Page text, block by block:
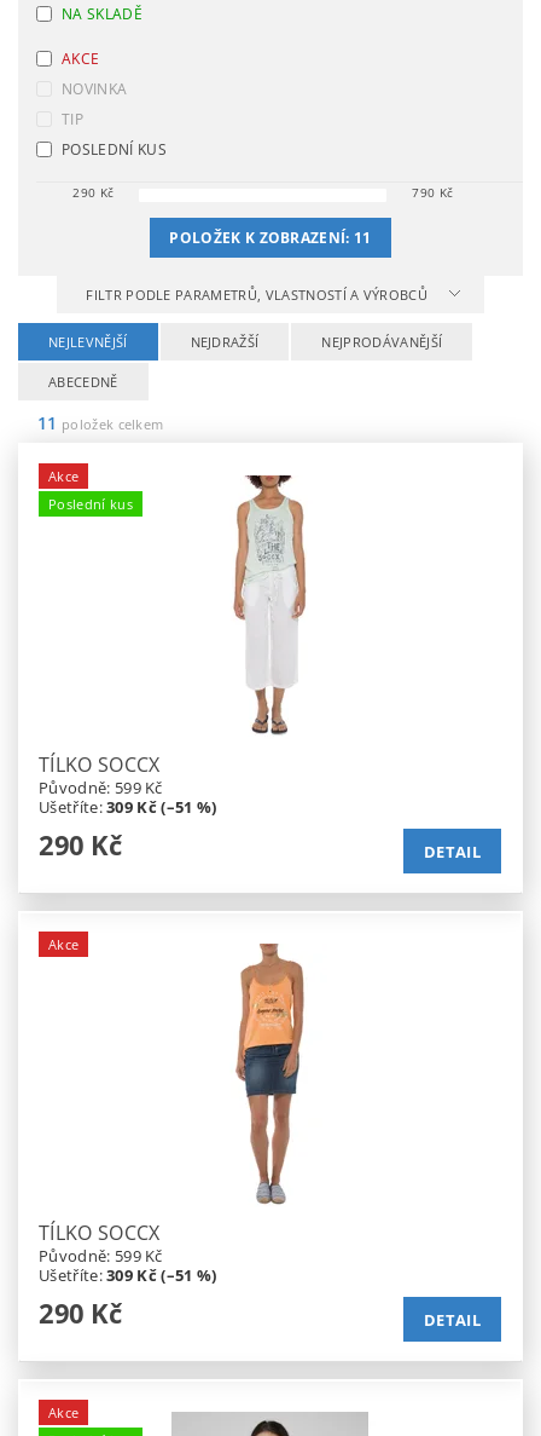
NA SKLADĚ
AKCE
NOVINKA
TIP
POSLEDNÍ KUS
290 Kč 790 Kč
POLOŽEK K ZOBRAZENÍ: 11
FILTR PODLE PARAMETRŮ, VLASTNOSTÍ A VÝROBCŮ
NEJLEVNĚJŠÍ NEJDRAŽŠÍ NEJPRODÁVANĚJŠÍ
ABECEDNĚ
11 položek celkem
Akce
Poslední kus
TÍLKO SOCCX
Původně: 599 Kč
Ušetříte:309 Kč (–51 %)
290 Kč DETAIL
Akce
TÍLKO SOCCX
Původně: 599 Kč
Ušetříte:309 Kč (–51 %)
290 Kč DETAIL
Akce